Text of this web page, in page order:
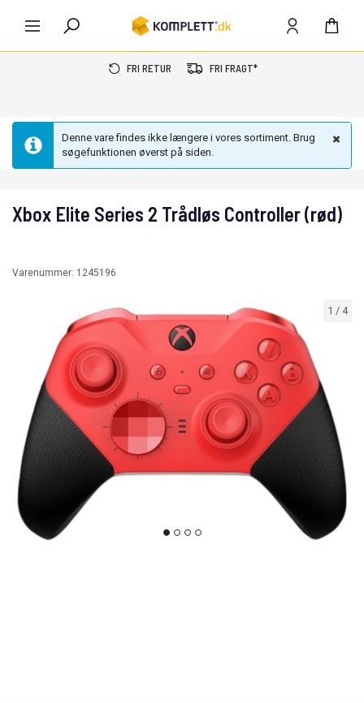
FRI RETUR FRI FRAGT*
Denne vare findes ikke længere i vores sortiment. Brug
søgefunktionen øverst på siden.
1 / 4
Xbox Elite Series 2 Trådløs Controller (rød)
Varenummer: 1245196